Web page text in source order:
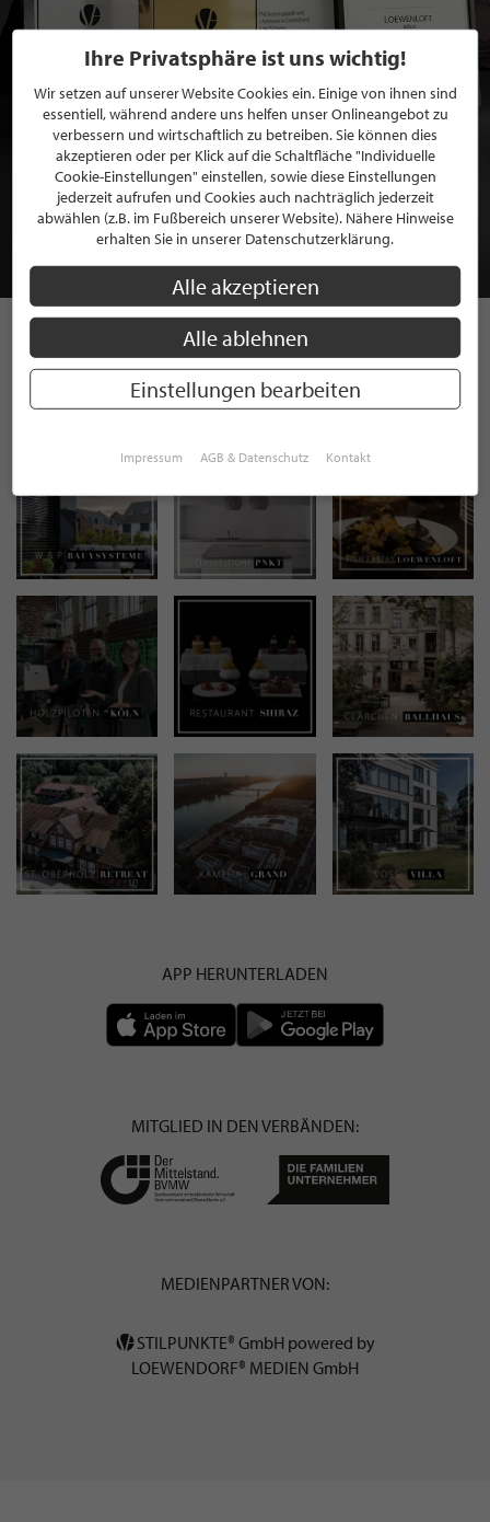
BEWERBEN SIE SICH FÜR EINE GRATIS
MITGLIEDSCHAFT BEI STILPUNKTE®
JETZT GRATIS BEWERBEN
STILPUNKTE AUF
INSTAGRAM
APP HERUNTERLADEN
MITGLIED IN DEN VERBÄNDEN:
MEDIENPARTNER VON:
STILPUNKTE® GmbH powered by
LOEWENDORF® MEDIEN GmbH
Ihre Privatsphäre ist uns wichtig!
Wir setzen auf unserer Website Cookies ein. Einige von ihnen sind
essentiell, während andere uns helfen unser Onlineangebot zu
verbessern und wirtschaftlich zu betreiben. Sie können dies
akzeptieren oder per Klick auf die Schaltfläche "Individuelle
Cookie-Einstellungen" einstellen, sowie diese Einstellungen
jederzeit aufrufen und Cookies auch nachträglich jederzeit
abwählen (z.B. im Fußbereich unserer Website). Nähere Hinweise
erhalten Sie in unserer Datenschutzerklärung.
Alle akzeptieren
Alle ablehnen
Einstellungen bearbeiten
Impressum AGB & Datenschutz Kontakt